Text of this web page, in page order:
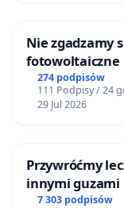
Nie zgadzamy
fotowoltaiczne
mieszkańców
274 podpisów
111 Podpisy / 24
29 Jul 2026
Przywróćmy
innymi guzami
Centrum
7 303 podpisów